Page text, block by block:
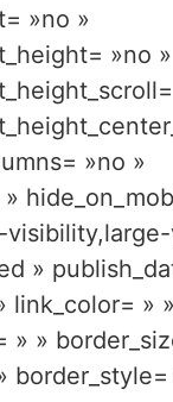
»no »
»no »
»no »
»
link_color= » »
» »